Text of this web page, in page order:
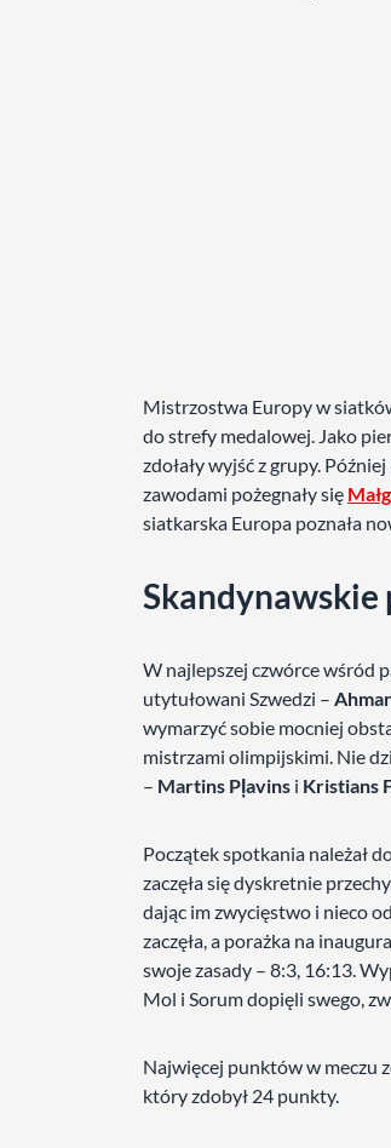
Mistrzostwa Europy w
do strefy medalowej. Jako
zdołały wyjść z grupy.
zawodami pożegnały się
siatkarska Europa poznała
Skandynawskie
W najlepszej czwórce wśród
utytułowani Szwedzi –
wymarzyć sobie mocniej
mistrzami olimpijskimi. Nie
– Martins Pļavins i Kristians
Początek spotkania należał
zaczęła się dyskretnie
dając im zwycięstwo i nieco
zaczęła, a porażka na
swoje zasady – 8:3, 16:13.
Mol i Sorum dopięli swego,
Najwięcej punktów w meczu
który zdobył 24 punkty.